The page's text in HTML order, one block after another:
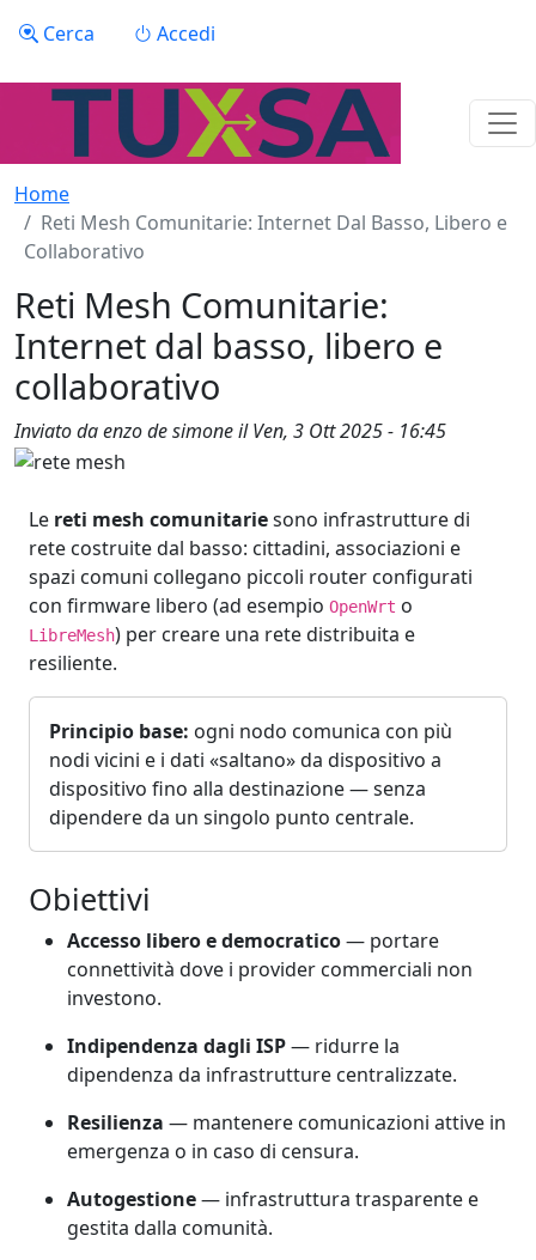
Menu profilo utente
Cerca Accedi
Home
Reti Mesh Comunitarie: Internet Dal Basso, Libero e
Collaborativo
Reti Mesh Comunitarie:
Internet dal basso, libero e
collaborativo
Inviato daenzo de simoneilVen, 3 Ott 2025 - 16:45
Le reti mesh comunitariesono infrastrutture di
rete costruite dal basso: cittadini, associazioni e
spazi comuni collegano piccoli router configurati
con firmware libero (ad esempio OpenWrt o
LibreMesh) per creare una rete distribuita e
resiliente.
Principio base: ogni nodo comunica con più
nodi vicini e i dati «saltano» da dispositivo a
dispositivo fino alla destinazione — senza
dipendere da un singolo punto centrale.
Obiettivi
Accesso libero e democratico— portare
connettività dove i provider commerciali non
investono.
Indipendenza dagli ISP— ridurre la
dipendenza da infrastrutture centralizzate.
Resilienza — mantenere comunicazioni attive in
emergenza o in caso di censura.
Autogestione— infrastruttura trasparente e
gestita dalla comunità.